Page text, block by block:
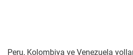
Peru, Kolombiya ve Venezuela